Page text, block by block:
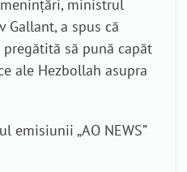
ministrul
Gallant, a spus că
să pună capăt
ale Hezbollah asupra
emisiunii „AO NEWS”